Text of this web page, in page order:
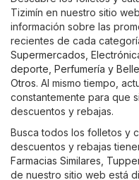
Tizimín en nuestro sitio
información sobre las
recientes de cada
Supermercados
deporte Perfumería y
Otros. Al mismo tiempo,
constantemente para que
descuentos y rebajas.
Busca todos los folletos y
descuentos y rebajas
Farmacias Similares
de nuestro sitio web está